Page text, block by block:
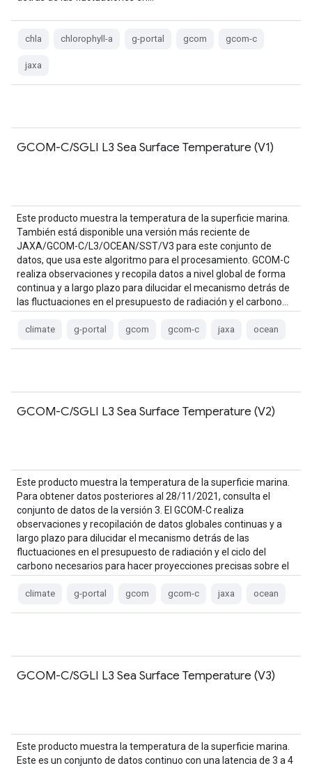
chla chlorophyll-a g-portal gcom gcom-c
jaxa
GCOM-C/SGLI L3 Sea Surface Temperature (V1)
Este producto muestra la temperatura de la superficie marina.
También está disponible una versión más reciente de
JAXA/GCOM-C/L3/OCEAN/SST/V3 para este conjunto de
datos, que usa este algoritmo para el procesamiento. GCOM-C
realiza observaciones y recopila datos a nivel global de forma
continua y a largo plazo para dilucidar el mecanismo detrás de
las fluctuaciones en el presupuesto de radiación y el carbono…
climate g-portal gcom gcom-c jaxa ocean
GCOM-C/SGLI L3 Sea Surface Temperature (V2)
Este producto muestra la temperatura de la superficie marina.
Para obtener datos posteriores al 28/11/2021, consulta el
conjunto de datos de la versión 3. El GCOM-C realiza
observaciones y recopilación de datos globales continuas y a
largo plazo para dilucidar el mecanismo detrás de las
fluctuaciones en el presupuesto de radiación y el ciclo del
carbono necesarios para hacer proyecciones precisas sobre el
climate g-portal gcom gcom-c jaxa ocean
GCOM-C/SGLI L3 Sea Surface Temperature (V3)
Este producto muestra la temperatura de la superficie marina.
Este es un conjunto de datos continuo con una latencia de 3 a 4